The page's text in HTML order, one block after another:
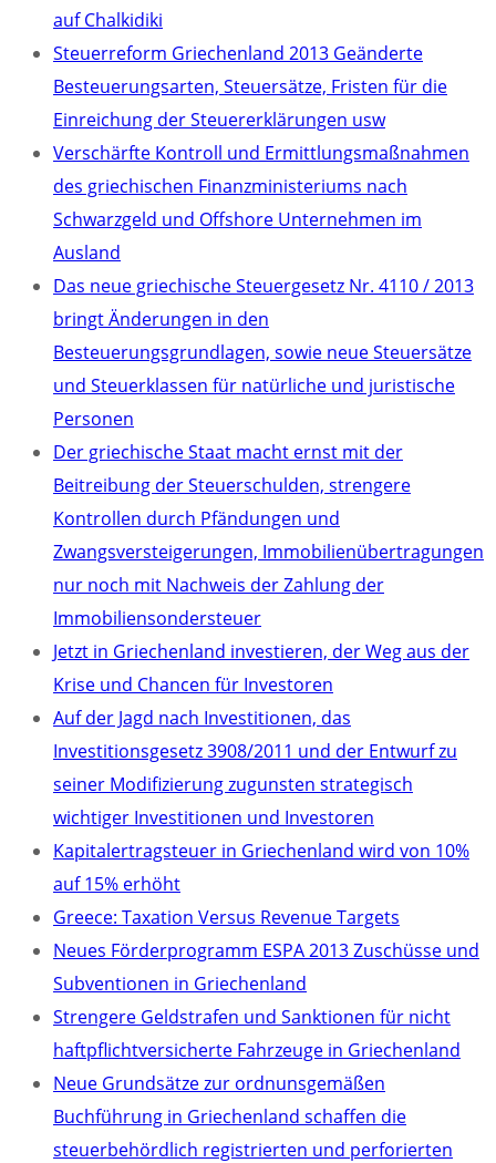
auf Chalkidiki
Steuerreform Griechenland 2013 Geänderte
Besteuerungsarten, Steuersätze, Fristen für die
Einreichung der Steuererklärungen usw
Verschärfte Kontroll und Ermittlungsmaßnahmen
des griechischen Finanzministeriums nach
Schwarzgeld und Offshore Unternehmen im
Ausland
Das neue griechische Steuergesetz Nr. 4110 / 2013
bringt Änderungen in den
Besteuerungsgrundlagen, sowie neue Steuersätze
und Steuerklassen für natürliche und juristische
Personen
Der griechische Staat macht ernst mit der
Beitreibung der Steuerschulden, strengere
Kontrollen durch Pfändungen und
Zwangsversteigerungen, Immobilienübertragungen
nur noch mit Nachweis der Zahlung der
Immobiliensondersteuer
Jetzt in Griechenland investieren, der Weg aus der
Krise und Chancen für Investoren
Auf der Jagd nach Investitionen, das
Investitionsgesetz 3908/2011 und der Entwurf zu
seiner Modifizierung zugunsten strategisch
wichtiger Investitionen und Investoren
Kapitalertragsteuer in Griechenland wird von 10%
auf 15% erhöht
Greece: Taxation Versus Revenue Targets
Neues Förderprogramm ESPA 2013 Zuschüsse und
Subventionen in Griechenland
Strengere Geldstrafen und Sanktionen für nicht
haftpflichtversicherte Fahrzeuge in Griechenland
Neue Grundsätze zur ordnunsgemäßen
Buchführung in Griechenland schaffen die
steuerbehördlich registrierten und perforierten